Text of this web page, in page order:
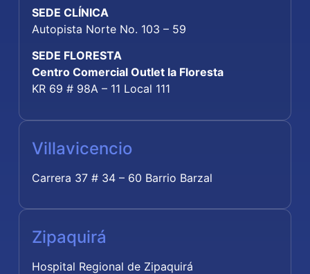
SEDE CLÍNICA
Autopista Norte No. 103 – 59
SEDE FLORESTA
Centro Comercial Outlet la Floresta
KR 69 # 98A – 11 Local 111
Villavicencio
Carrera 37 # 34 – 60 Barrio Barzal
Zipaquirá
Hospital Regional de Zipaquirá